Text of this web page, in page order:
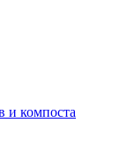
и компоста